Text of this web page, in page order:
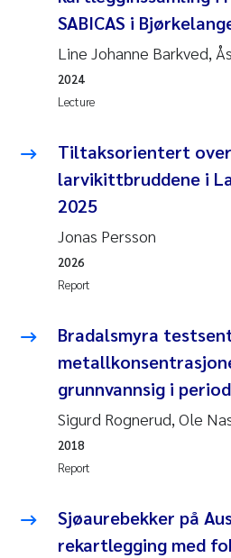
Roar Brænden
Susan Skogtvedt Røed
Medyan Esam Ghareeb
Heleen de Wit
Wenche Eikrem
Pierre Franqois Jaccard
Maeve McGovern
SABICAS i
Line Johanne Barkved,
Lecture
2024
Tiltaksorientert
larvikittbruddene i
2025
Jonas Persson
Report
2026
Bradalsmyra
grunnvannsig i
Sigurd Rognerud, Ole
Report
2018
Sjøaurebekker på
rekartlegging med